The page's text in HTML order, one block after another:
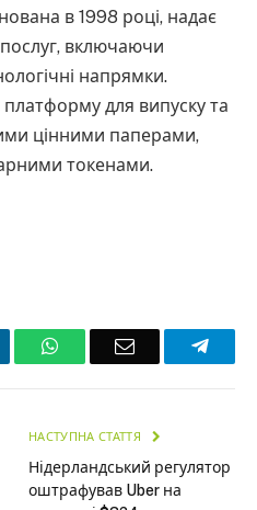
в 1998 році, надає
включаючи
напрямки.
для випуску та
цінними паперами,
токенами.
WhatsAppEmail
НАСТУПНА СТАТТЯ
Нідерландський регулятор
оштрафував Uber на